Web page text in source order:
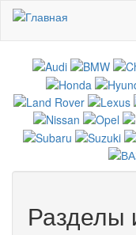
Перейти к основному
Разделы